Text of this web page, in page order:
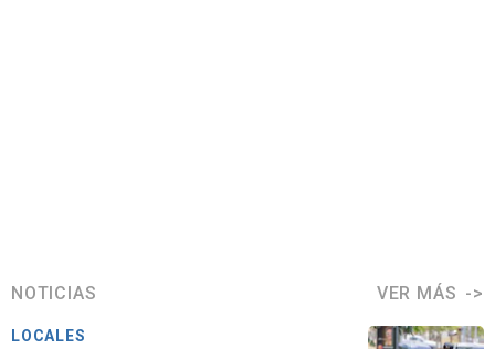
NOTICIAS VER MÁS
LOCALES